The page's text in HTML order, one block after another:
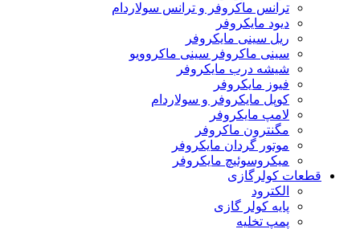
ترانس ماکروفر و ترانس سولاردام
دیود مایکروفر
ریل سینی مایکروفر
سینی ماکروفر سینی ماکروویو
شیشه درب مایکروفر
فیوز مایکروفر
کوپل مایکروفر و سولاردام
لامپ مایکروفر
مگنترون ماکروفر
موتور گردان مایکروفر
میکروسوئیچ مایکروفر
قطعات کولرگازی
الکترود
پایه کولر گازی
پمپ تخلیه